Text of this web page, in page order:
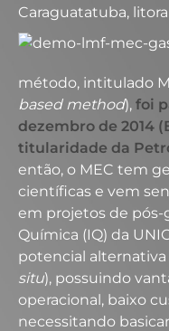
Caraguatatuba,
método, intitulado
based method), foi
dezembro de 2014
titularidade da
então, o MEC tem
científicas e vem
em projetos de
Química (IQ) da
potencial
situ), possuindo
operacional, baixo
necessitando